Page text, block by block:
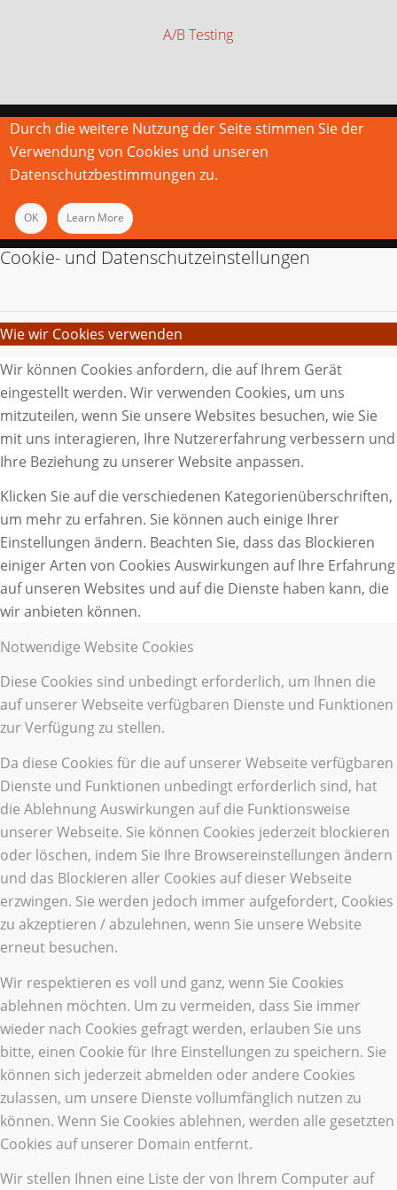
A/B Testing
Durch die weitere Nutzung der Seite stimmen Sie der
Verwendung von Cookies und unseren
Datenschutzbestimmungen zu.
OK Learn More
Cookie- und Datenschutzeinstellungen
Wie wir Cookies verwenden
Wir können Cookies anfordern, die auf Ihrem Gerät
eingestellt werden. Wir verwenden Cookies, um uns
mitzuteilen, wenn Sie unsere Websites besuchen, wie Sie
mit uns interagieren, Ihre Nutzererfahrung verbessern und
Ihre Beziehung zu unserer Website anpassen.
Klicken Sie auf die verschiedenen Kategorienüberschriften,
um mehr zu erfahren. Sie können auch einige Ihrer
Einstellungen ändern. Beachten Sie, dass das Blockieren
einiger Arten von Cookies Auswirkungen auf Ihre Erfahrung
auf unseren Websites und auf die Dienste haben kann, die
wir anbieten können.
Notwendige Website Cookies
Diese Cookies sind unbedingt erforderlich, um Ihnen die
auf unserer Webseite verfügbaren Dienste und Funktionen
zur Verfügung zu stellen.
Da diese Cookies für die auf unserer Webseite verfügbaren
Dienste und Funktionen unbedingt erforderlich sind, hat
die Ablehnung Auswirkungen auf die Funktionsweise
unserer Webseite. Sie können Cookies jederzeit blockieren
oder löschen, indem Sie Ihre Browsereinstellungen ändern
und das Blockieren aller Cookies auf dieser Webseite
erzwingen. Sie werden jedoch immer aufgefordert, Cookies
zu akzeptieren / abzulehnen, wenn Sie unsere Website
erneut besuchen.
Wir respektieren es voll und ganz, wenn Sie Cookies
ablehnen möchten. Um zu vermeiden, dass Sie immer
wieder nach Cookies gefragt werden, erlauben Sie uns
bitte, einen Cookie für Ihre Einstellungen zu speichern. Sie
können sich jederzeit abmelden oder andere Cookies
zulassen, um unsere Dienste vollumfänglich nutzen zu
können. Wenn Sie Cookies ablehnen, werden alle gesetzten
Cookies auf unserer Domain entfernt.
Wir stellen Ihnen eine Liste der von Ihrem Computer auf